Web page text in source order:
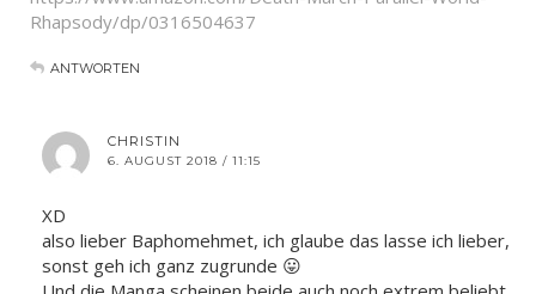
Rhapsody/dp/0316504637
ANTWORTEN
CHRISTIN
6. AUGUST 2018 / 11:15
XD
also lieber Baphomehmet, ich glaube das lasse ich lieber,
sonst geh ich ganz zugrunde 😛